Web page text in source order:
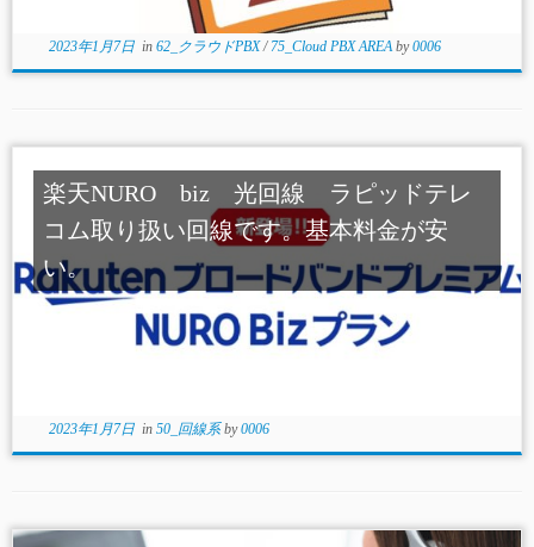
2023年1月7日in 62_クラウドPBX/ 75_Cloud PBX AREAby0006
楽天NURO biz 光回線 ラピッドテレ
コム取り扱い回線です。基本料金が安
い。
2023年1月7日in 50_回線系 by0006